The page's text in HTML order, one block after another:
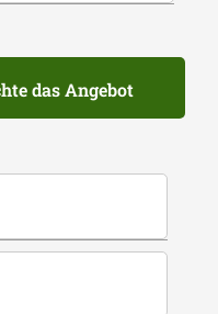
das Angebot